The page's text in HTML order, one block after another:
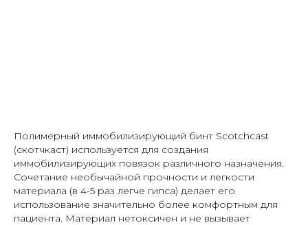
Полимерный иммобилизирующий бинт Scotchcast
(скотчкаст) используется для создания
иммобилизирующих повязок различного назначения.
Сочетание необычайной прочности и легкости
материала (в 4-5 раз легче гипса) делает его
использование значительно более комфортным для
пациента. Материал нетоксичен и не вызывает